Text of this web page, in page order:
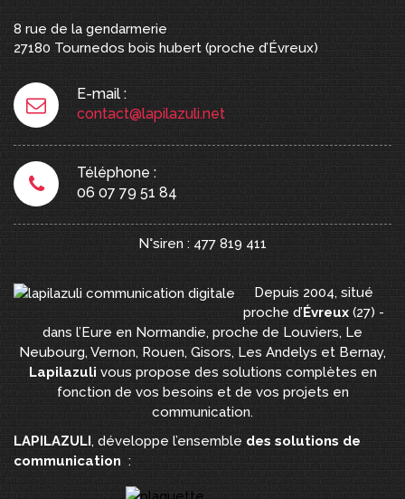
8 rue de la gendarmerie
27180 Tournedos bois hubert (proche d’Évreux)
E-mail :
contact@lapilazuli.net
Téléphone :
06 07 79 51 84
N°siren : 477 819 411
Depuis 2004, situé
proche d’Évreux(27) -
dans l’Eure en Normandie, proche de Louviers, Le
Neubourg, Vernon, Rouen, Gisors, Les Andelys et Bernay,
Lapilazuli vous propose des solutions complètes en
fonction de vos besoins et de vos projets en
communication.
LAPILAZULI, développe l’ensemble des solutions de
communication :